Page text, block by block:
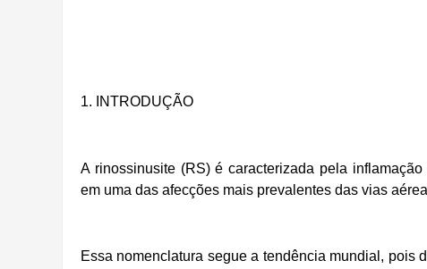
1. INTRODUÇÃO
A rinossinusite (RS) é caracterizada pela
em uma das afecções mais prevalentes das vias
Essa nomenclatura segue a tendência mundial, pois